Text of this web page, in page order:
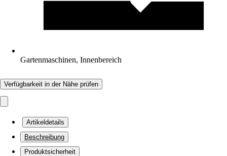
Gartenmaschinen, Innenbereich
Verfügbarkeit in der Nähe prüfen
Artikeldetails
Beschreibung
Produktsicherheit